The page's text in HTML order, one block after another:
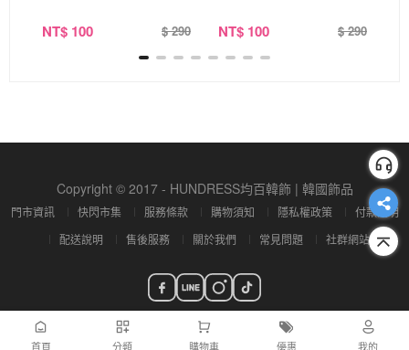
NT$ 100 $ 290 NT$ 100 $ 290
首頁 分類 購物車 優惠 我的
Copyright © 2017 - HUNDRESS均百韓飾 | 韓國飾品
門市資訊 快閃市集 服務條款 購物須知 隱私權政策
付款說明
配送說明
售後服務 關於我們 常見問題 社群網站